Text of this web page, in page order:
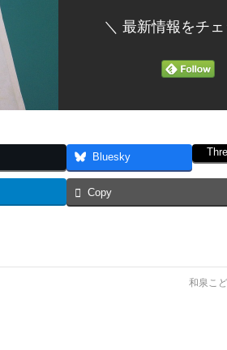
＼ 最新情報をチェ
Bluesky
Copy
和泉こ